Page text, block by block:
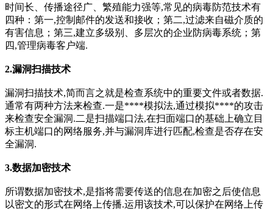
时间长、传播途径广、繁殖能力强等,常见的病毒防范技术有
四种：第一,控制邮件的发送和接收；第二,过滤来自磁介质的
有害信息；第三,建立多级别、多层次的企业防病毒系统；第
四,管理病毒客户端.
2.漏洞扫描技术
漏洞扫描技术,简而言之就是检查系统中的重要文件或者数据.
通常有两种方法来检查.一是****模拟法,通过模拟****的攻击
来检查安全漏洞.二是扫描端口法,在扫面端口的基础上确立目
标主机端口的网络服务,并与漏洞库进行匹配,检查是否存在安
全漏洞.
3.数据加密技术
所谓数据加密技术,是指将需要传送的信息在加密之后使信息
以密文的形式在网络上传播.运用该技术,可以保护在网络上传